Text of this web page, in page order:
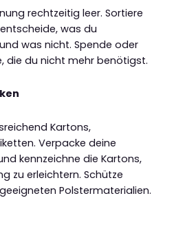
rechtzeitig leer. Sortiere
was du
was nicht. Spende oder
die du nicht mehr benötigst.
Kartons,
Verpacke deine
kennzeichne die Kartons,
zu erleichtern. Schütze
Polstermaterialien.